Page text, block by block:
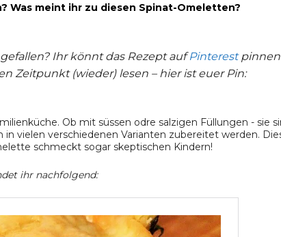
Was meint ihr zu diesen Spinat-Omeletten?
Ihr könnt das Rezept aufPinterestpinnen
Zeitpunkt (wieder) lesen – hier ist euer Pin:
ihr nachfolgend: